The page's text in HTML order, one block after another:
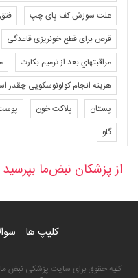
علت سوزش کف پای چپ
فتق
قرص برای قطع خونریزی قاعدگی
مراقبتهاي بعد از ترميم بكارت
هزینه انجام کولونوسکوپی چقدر
پستان
پلاکت خون
گلو
از پزشکان نبض‌ما بپرسید
کلیپ ها
کلیه حقوق برای سایت پزشکی نبض